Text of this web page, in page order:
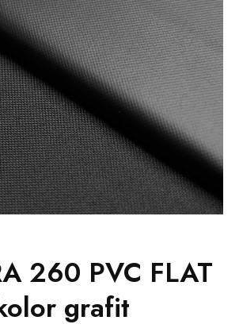
260 PVC FLAT
grafit